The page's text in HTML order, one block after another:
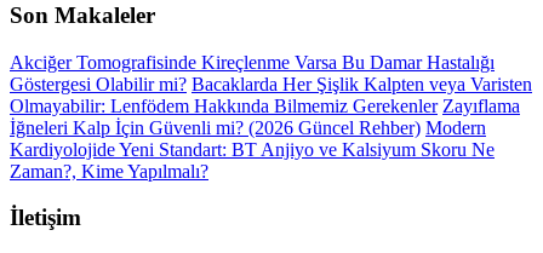
Son Makaleler
Akciğer Tomografisinde Kireçlenme Varsa Bu Damar Hastalığı
Göstergesi Olabilir mi? Bacaklarda Her Şişlik Kalpten veya Varisten
Olmayabilir: Lenfödem Hakkında Bilmemiz Gerekenler Zayıflama
İğneleri Kalp İçin Güvenli mi? (2026 Güncel Rehber) Modern
Kardiyolojide Yeni Standart: BT Anjiyo ve Kalsiyum Skoru Ne
Zaman?, Kime Yapılmalı?
İletişim